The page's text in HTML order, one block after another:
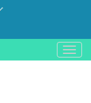
باز
و